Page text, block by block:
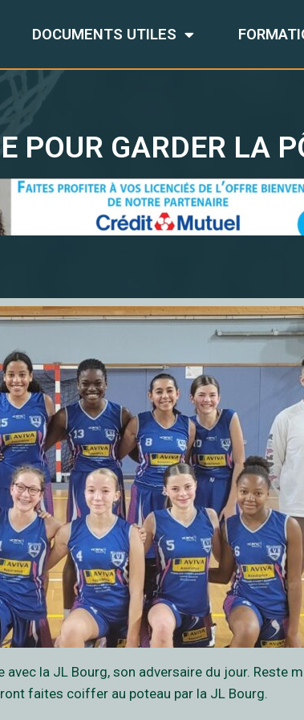
DOCUMENTS UTILES
POUR GARDER LA
la JL Bourg, son adversaire du jour. Reste
faites coiffer au poteau par la JL Bourg.